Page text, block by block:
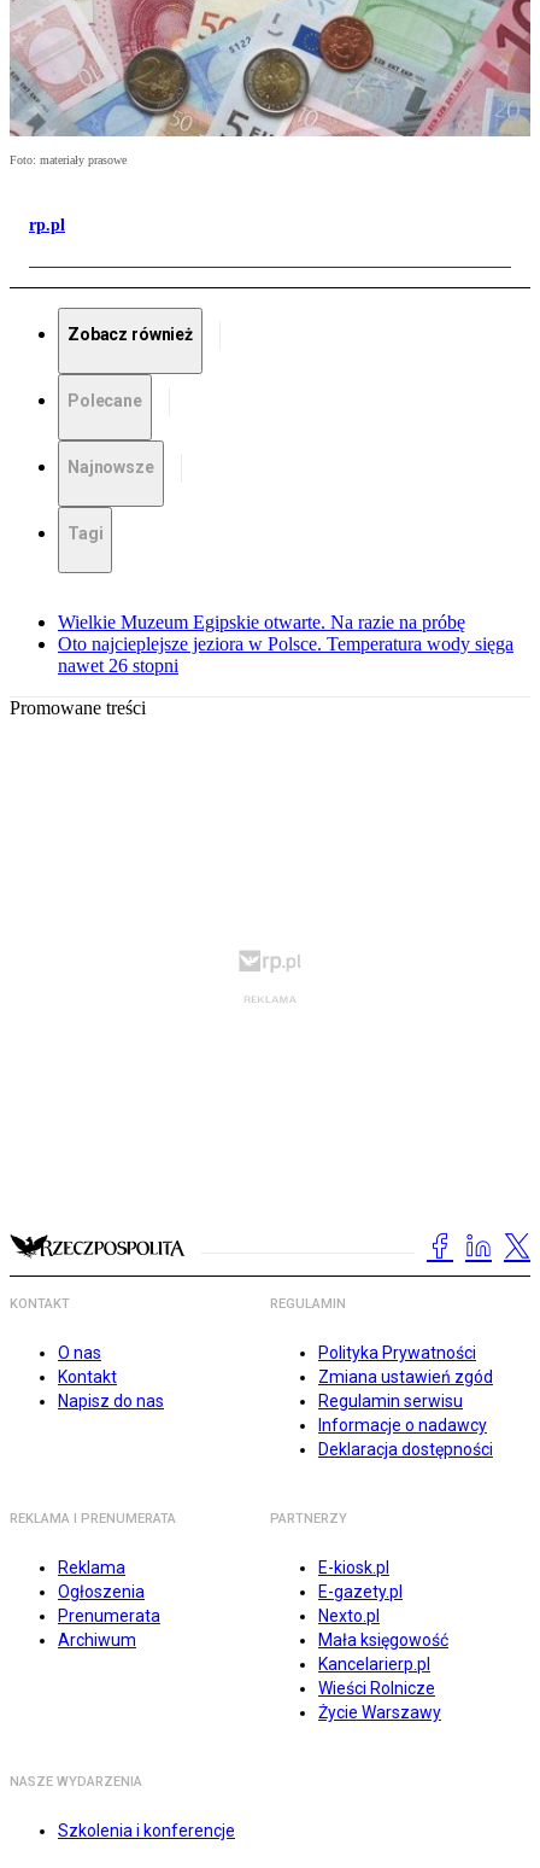
Foto: materiały prasowe
rp.pl
Zobacz również
Polecane
Najnowsze
Tagi
Wielkie Muzeum Egipskie otwarte. Na razie na próbę
Oto najcieplejsze jeziora w Polsce. Temperatura wody sięga
nawet 26 stopni
Promowane treści
KONTAKT
O nas
Kontakt
Napisz do nas
REGULAMIN
Polityka Prywatności
Zmiana ustawień zgód
Regulamin serwisu
Informacje o nadawcy
Deklaracja dostępności
REKLAMA I PRENUMERATA
Reklama
Ogłoszenia
Prenumerata
Archiwum
PARTNERZY
E-kiosk.pl
E-gazety.pl
Nexto.pl
Mała księgowość
Kancelarierp.pl
Wieści Rolnicze
Życie Warszawy
NASZE WYDARZENIA
Szkolenia i konferencje